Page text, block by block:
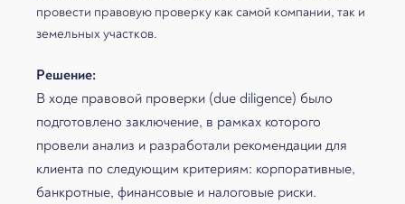
провести правовую проверку как самой компании, так и
земельных участков.
Решение:
В ходе правовой проверки (due diligence) было
подготовлено заключение, в рамках которого
провели анализ и разработали рекомендации для
клиента по следующим критериям: корпоративные,
банкротные, финансовые и налоговые риски.